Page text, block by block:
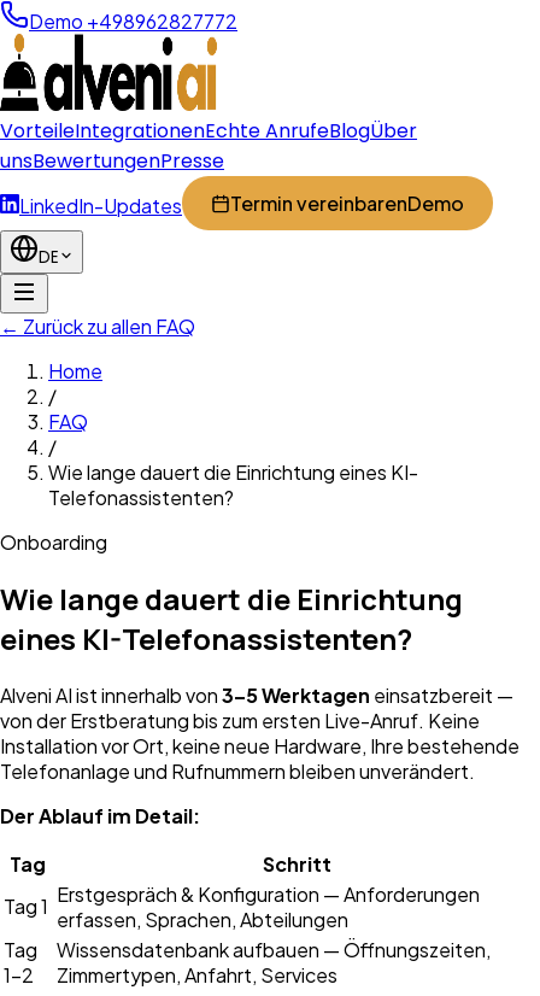
Demo +498962827772
VorteileIntegrationenEchte AnrufeBlogÜber
unsBewertungenPresse
LinkedIn-Updates Termin vereinbarenDemo
DE
← Zurück zu allen FAQ
Home
/
FAQ
/
Wie lange dauert die Einrichtung eines KI-
Telefonassistenten?
Onboarding
Wie lange dauert die Einrichtung
eines KI-Telefonassistenten?
Alveni AI ist innerhalb von3–5 Werktagen einsatzbereit —
von der Erstberatung bis zum ersten Live-Anruf. Keine
Installation vor Ort, keine neue Hardware, Ihre bestehende
Telefonanlage und Rufnummern bleiben unverändert.
Der Ablauf im Detail:
Tag
Schritt
Tag 1 Erstgespräch & Konfiguration — Anforderungen
erfassen, Sprachen, Abteilungen
Tag
1–2
Wissensdatenbank aufbauen — Öffnungszeiten,
Zimmertypen, Anfahrt, Services